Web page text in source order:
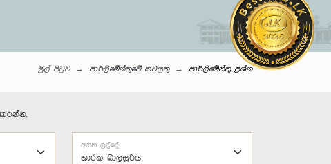
මුල් පිටුව පාර්ලිමේන්තුවේ කටයුතු පාර්ලි‌මේන්තු‌ ප්‍රශ්න
තාරක බාලසූරිය
අසන ලද්දේ